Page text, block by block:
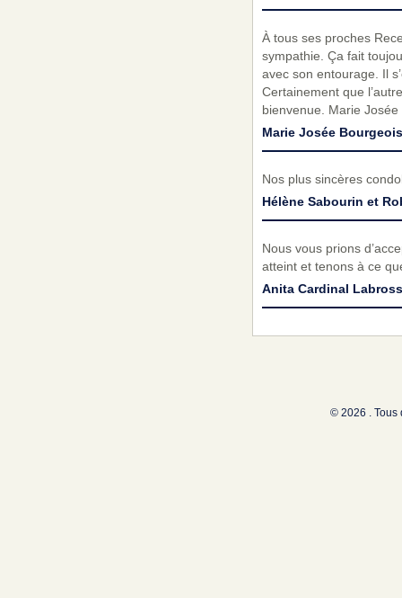
À tous ses proches
sympathie. Ça fait
avec son entourage. Il
Certainement que
bienvenue. Marie
Marie Josée Bourgeois
Nos plus sincères
Hélène Sabourin et
Nous vous prions
atteint et tenons à ce
Anita Cardinal
© 2026 . Tous